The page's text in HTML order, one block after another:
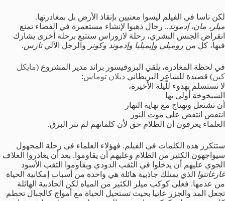
لكن ناسا في الفيلم ليسوا معنيين بإنقاذ الأرض بل بمغادرتها.
ميلر، مان، إدموند.. رجال ذهبوا لإنشاء مستعمرة في الفضاء تمنع
انقراض الجنس البشري، رحلة لازوراس ستتبع برحلة أخرى يشارك
فيها، كل من روميلي وإيميليا وإدموند وكونر والرجل الآليتارس.
في لحظة المغادرة، يلقي البروفيسور براند مدير المشروع (مايكل
كين) قصيدة للشاعر البريطاني ديلان توماس:
لا تستسلم بهدوء للّيلة الأخيرة،
الشيخوخة أولى بها
أن تشتعل وتهتاج مع نهاية النهار
انتفض انتفض على موت النور
العلماء يعرفون أن الظلام حق لأن كلماتهم لم تثر البرق.
ستتكرر هذه الكلمات في الفيلم. فهؤلاء العلماء في رحلة المجهول
سيواجهون الكثير من الظلام وعليهم أن يقاوموا. بعد أن يغادروا الغلاف
الجوي عليهم أن يدخلوا في الثقب الدودي ويقاوموا الثقب الأسود
غارغانتوا
الذي يمتلك جاذبية هائلة هي واحدة من أسباب إمكانية الحياة
من عدمها. فعلى كوكب ميلر الكثير من المياه لكن الجاذبية الهائلة
تجعل المد والجزر عاتيا بحيث تستحيل الحياة مع أمواج كالجبال تحطم